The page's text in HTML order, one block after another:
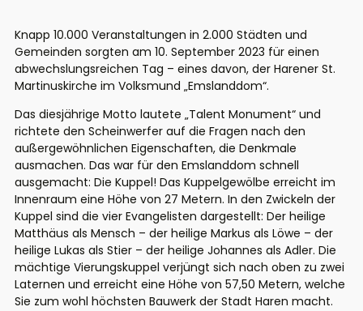
Knapp 10.000 Veranstaltungen in 2.000 Städten und
Gemeinden sorgten am 10. September 2023 für einen
abwechslungsreichen Tag – eines davon, der Harener St.
Martinuskirche im Volksmund „Emslanddom“.
Das diesjährige Motto lautete „Talent Monument“ und
richtete den Scheinwerfer auf die Fragen nach den
außergewöhnlichen Eigenschaften, die Denkmale
ausmachen. Das war für den Emslanddom schnell
ausgemacht: Die Kuppel! Das Kuppelgewölbe erreicht im
Innenraum eine Höhe von 27 Metern. In den Zwickeln der
Kuppel sind die vier Evangelisten dargestellt: Der heilige
Matthäus als Mensch – der heilige Markus als Löwe – der
heilige Lukas als Stier – der heilige Johannes als Adler. Die
mächtige Vierungskuppel verjüngt sich nach oben zu zwei
Laternen und erreicht eine Höhe von 57,50 Metern, welche
Sie zum wohl höchsten Bauwerk der Stadt Haren macht.